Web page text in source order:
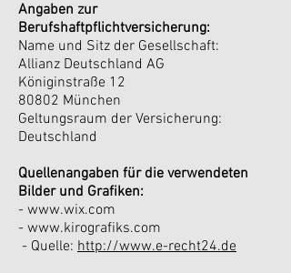
Angaben zur
Berufshaftpflichtversicherung:
Name und Sitz der Gesellschaft:
Allianz Deutschland AG
Königinstraße 12
80802 München
Geltungsraum der Versicherung:
Deutschland
Quellenangaben für die verwendeten
Bilder und Grafiken:
- www.wix.com
- www.kirografiks.com
- Quelle: http://www.e-recht24.de